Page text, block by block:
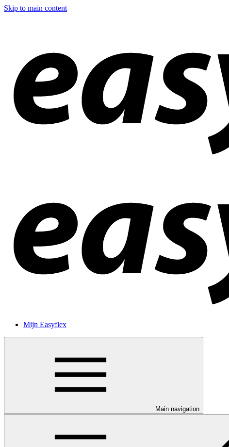
Skip to main content
Mijn Easyflex
Main navigation